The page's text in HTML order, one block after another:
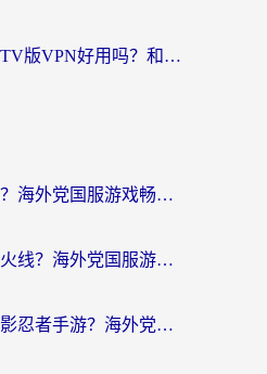
海外党必看：快帆TV版VPN好用吗？和畅游VPN对比哪个回国效果更好？附实用选择指南
欧洲人玩逆水寒吗？海外党国服游戏畅玩终极指南（附低延迟秘籍）
外国人怎么打穿越火线？海外党国服游戏加速器终极攻略（附3大热门游戏解决方案）
在比利时怎么玩火影忍者手游？海外党亲测有效的国服游戏加速指南